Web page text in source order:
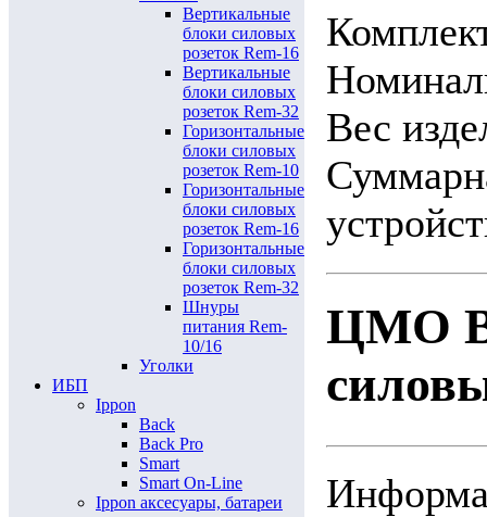
Вертикальные
блоки силовых
розеток Rem-16
Вертикальные
блоки силовых
розеток Rem-32
Горизонтальные
блоки силовых
розеток Rem-10
Горизонтальные
блоки силовых
розеток Rem-16
Горизонтальные
блоки силовых
розеток Rem-32
Шнуры
питания Rem-
10/16
Уголки
ИБП
Ippon
Back
Back Pro
Smart
Smart On-Line
Ippon аксесуары, батареи
Вес
ЦМО